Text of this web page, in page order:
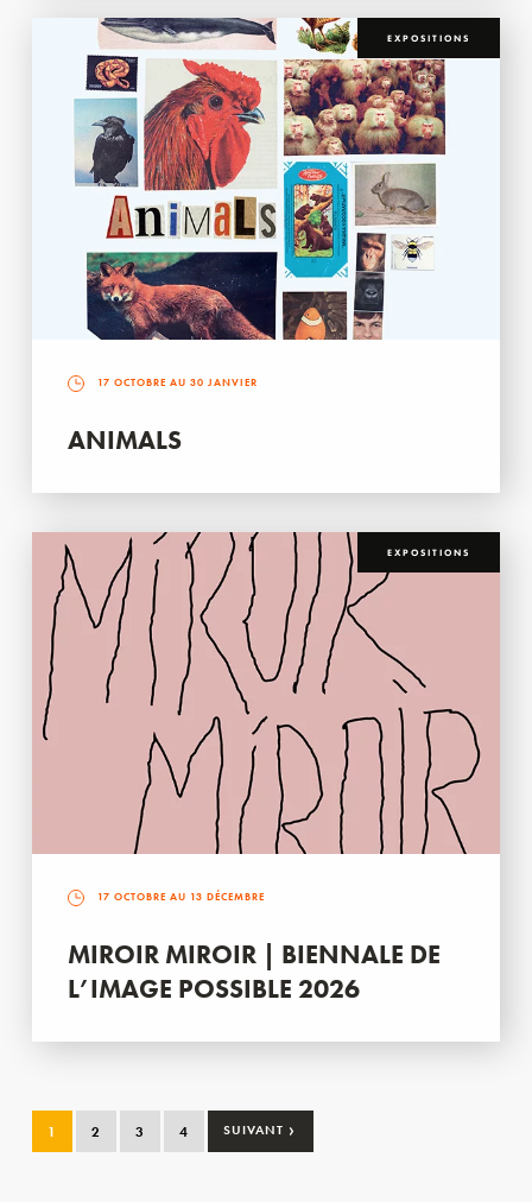
EXPOSITIONS
17 OCTOBRE AU 30 JANVIER
ANIMALS
EXPOSITIONS
17 OCTOBRE AU 13 DÉCEMBRE
MIROIR MIROIR | BIENNALE DE
L’IMAGE POSSIBLE 2026
1 2 3 4 SUIVANT ›